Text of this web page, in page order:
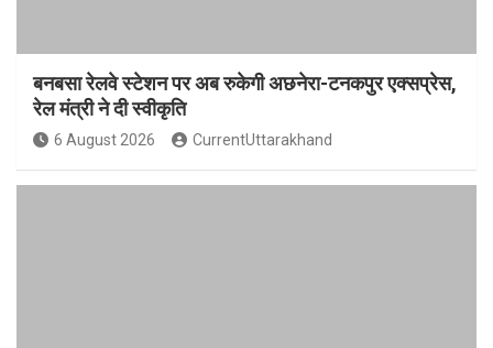
बनबसा रेलवे स्टेशन पर अब रुकेगी अछनेरा-टनकपुर एक्सप्रेस,
रेल मंत्री ने दी स्वीकृति
6 August 2026 CurrentUttarakhand